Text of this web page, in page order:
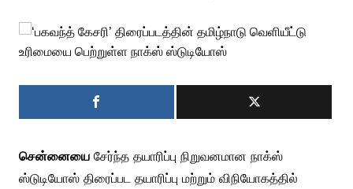
சென்னையைசேர்ந்த தயாரிப்பு நிறுவனமான நாக்ஸ்
ஸ்டுடியோஸ் திரைப்பட தயாரிப்பு மற்றும் விநியோகத்தில்